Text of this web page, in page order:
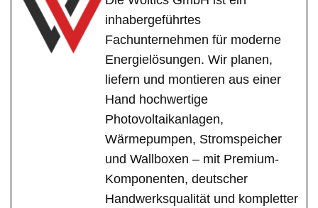
inhabergeführtes
Fachunternehmen für moderne
Energielösungen. Wir planen,
liefern und montieren aus einer
Hand hochwertige
Photovoltaikanlagen,
Wärmepumpen, Stromspeicher
und Wallboxen – mit Premium-
Komponenten, deutscher
Handwerksqualität und kompletter